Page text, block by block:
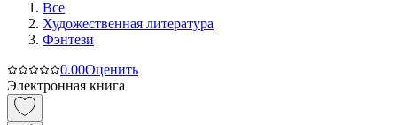
Все
Художественная литература
Фэнтези
0.00Оценить
Электронная книга